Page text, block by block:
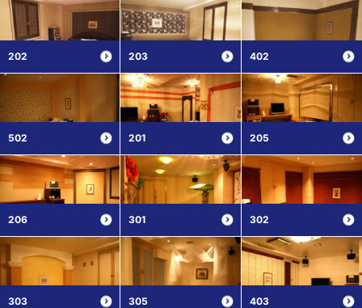
202 203 402
502 201 205
206 301 302
303 305 403